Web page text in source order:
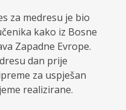
za medresu je bio
kako iz Bosne
Zapadne Evrope.
dan prije
za uspješan
realizirane.